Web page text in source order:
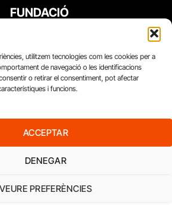
utilitzem tecnologies com les cookies per a
de navegació o les identificacions
o retirar el consentiment, pot afectar
i funcions.
ACCEPTAR
DENEGAR
VEURE PREFERÈNCIES
FUNDACIÓ